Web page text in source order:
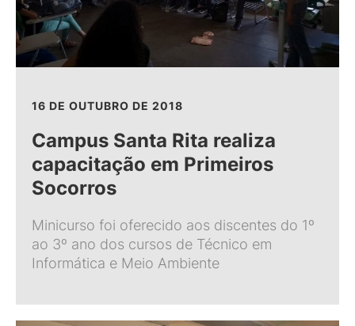
16 DE OUTUBRO DE 2018
Campus Santa Rita realiza
capacitação em Primeiros
Socorros
Minicurso foi oferecido aos discentes do 1º
ao 3º ano dos cursos de Técnico em
Informática e Meio Ambiente